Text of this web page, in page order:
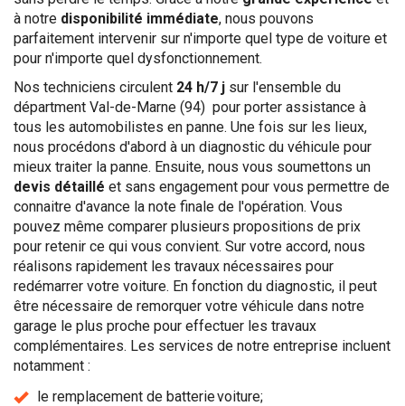
à notre disponibilité immédiate, nous pouvons
parfaitement intervenir sur n'importe quel type de voiture et
pour n'importe quel dysfonctionnement.
Nos techniciens circulent 24 h/7 j sur l'ensemble du
départment Val-de-Marne (94) pour porter assistance à
tous les automobilistes en panne. Une fois sur les lieux,
nous procédons d'abord à un diagnostic du véhicule pour
mieux traiter la panne. Ensuite, nous vous soumettons un
devis détaillé et sans engagement pour vous permettre de
connaitre d'avance la note finale de l'opération. Vous
pouvez même comparer plusieurs propositions de prix
pour retenir ce qui vous convient. Sur votre accord, nous
réalisons rapidement les travaux nécessaires pour
redémarrer votre voiture. En fonction du diagnostic, il peut
être nécessaire de remorquer votre véhicule dans notre
garage le plus proche pour effectuer les travaux
complémentaires. Les services de notre entreprise incluent
notamment :
le remplacement de batterie voiture;